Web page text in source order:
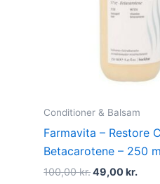
Conditioner & Balsam
Farmavita – Restore
Betacarotene – 250
100,00kr.49,00kr.